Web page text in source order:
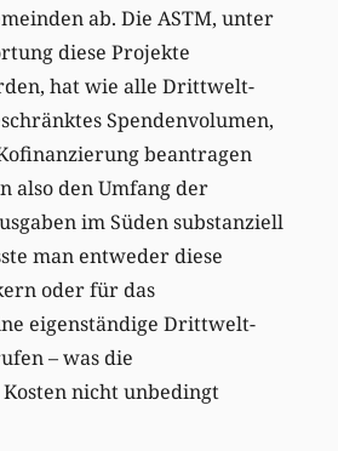
ab. Die ASTM, unter
diese Projekte
hat wie alle Drittwelt-
Spendenvolumen,
beantragen
also den Umfang der
im Süden substanziell
man entweder diese
oder für das
eigenständige Drittwelt-
– was die
nicht unbedingt